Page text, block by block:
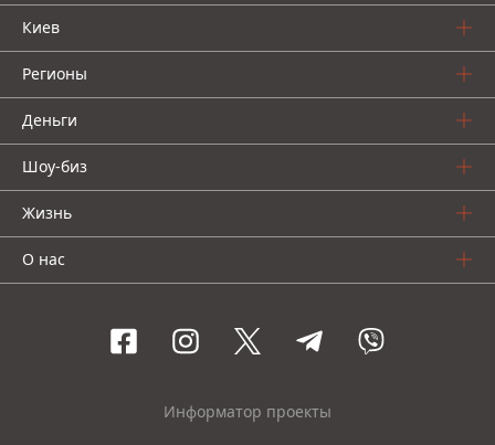
Киев
Регионы
Деньги
Шоу-биз
Жизнь
О нас
Информатор проекты